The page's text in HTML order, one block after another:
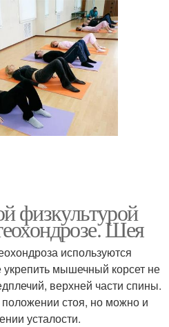
физкультурой
Шея
используются
мышечный корсет не
верхней части спины.
стоя, но можно и
усталости.